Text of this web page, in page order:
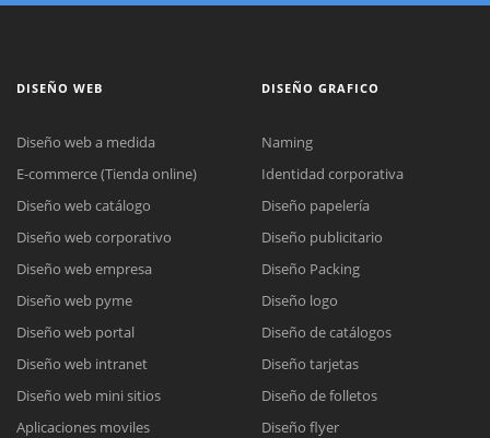
DISEÑO WEB
Diseño web a medida
E-commerce (Tienda online)
Diseño web catálogo
Diseño web corporativo
Diseño web empresa
Diseño web pyme
Diseño web portal
Diseño web intranet
Diseño web mini sitios
Aplicaciones moviles
DISEÑO GRAFICO
Naming
Identidad corporativa
Diseño papelería
Diseño publicitario
Diseño Packing
Diseño logo
Diseño de catálogos
Diseño tarjetas
Diseño de folletos
Diseño flyer